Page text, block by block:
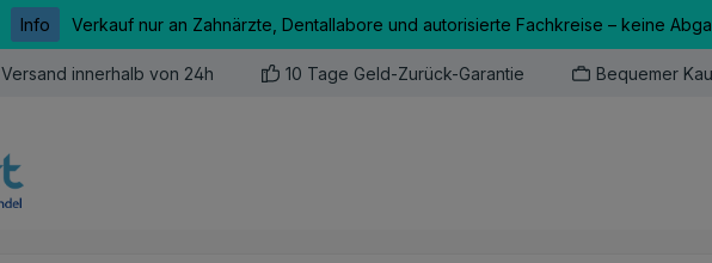
Info Verkauf nur an Zahnärzte, Dentallabore und autorisierte Fachkreise – keine
Versand innerhalb von 24h 10 Tage Geld-Zurück-Garantie Bequemer